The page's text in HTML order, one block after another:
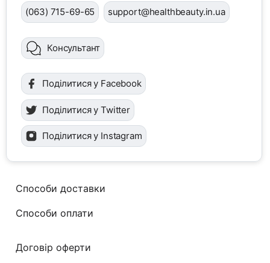
(063) 715-69-65 support@healthbeauty.in.ua
Консультант
Поділитися у Facebook
Поділитися у Twitter
Поділитися у Instagram
Способи доставки
Способи оплати
Договір оферти